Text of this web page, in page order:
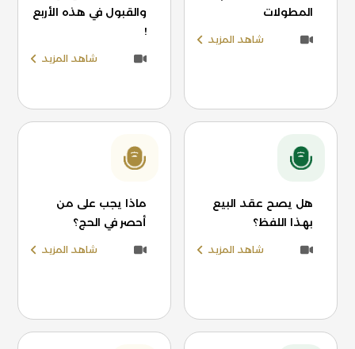
المطولات
شاهد المزيد
والقبول في هذه الأربع
!
شاهد المزيد
هل يصح عقد البيع
بهذا اللفظ؟
شاهد المزيد
ماذا يجب على من
أحصر في الحج؟
شاهد المزيد